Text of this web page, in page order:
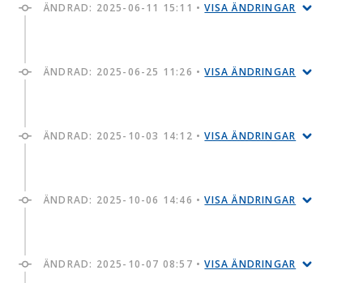
ÄNDRAD: 2025-06-11 15:11 •VISA ÄNDRINGAR
ÄNDRAD: 2025-06-25 11:26 •VISA ÄNDRINGAR
ÄNDRAD: 2025-10-03 14:12 •VISA ÄNDRINGAR
ÄNDRAD: 2025-10-06 14:46 •VISA ÄNDRINGAR
ÄNDRAD: 2025-10-07 08:57 •VISA ÄNDRINGAR